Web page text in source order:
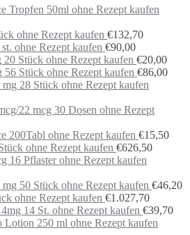
Tropfen 50ml ohne Rezept kaufen
ohne Rezept kaufen €132,70
ohne Rezept kaufen €90,00
Stück ohne Rezept kaufen €20,00
Stück ohne Rezept kaufen €86,00
28 Stück ohne Rezept kaufen
22 mcg 30 Dosen ohne Rezept
200Tabl ohne Rezept kaufen €15,50
ohne Rezept kaufen €626,50
16 Pflaster ohne Rezept kaufen
50 Stück ohne Rezept kaufen €46,20
ohne Rezept kaufen €1.027,70
14 St. ohne Rezept kaufen €39,70
250 ml ohne Rezept kaufen